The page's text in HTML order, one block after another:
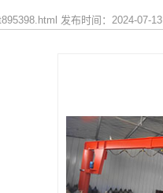
发布时间：2024-07-13